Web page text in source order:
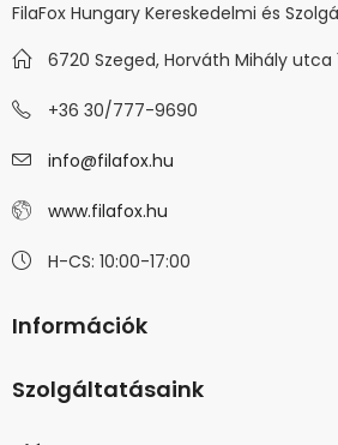
FilaFox Hungary Kereskedelmi és
6720 Szeged, Horváth Mihály utca
+36 30/777-9690
info@filafox.hu
www.filafox.hu
H-CS: 10:00-17:00
Információk
Szolgáltatásaink